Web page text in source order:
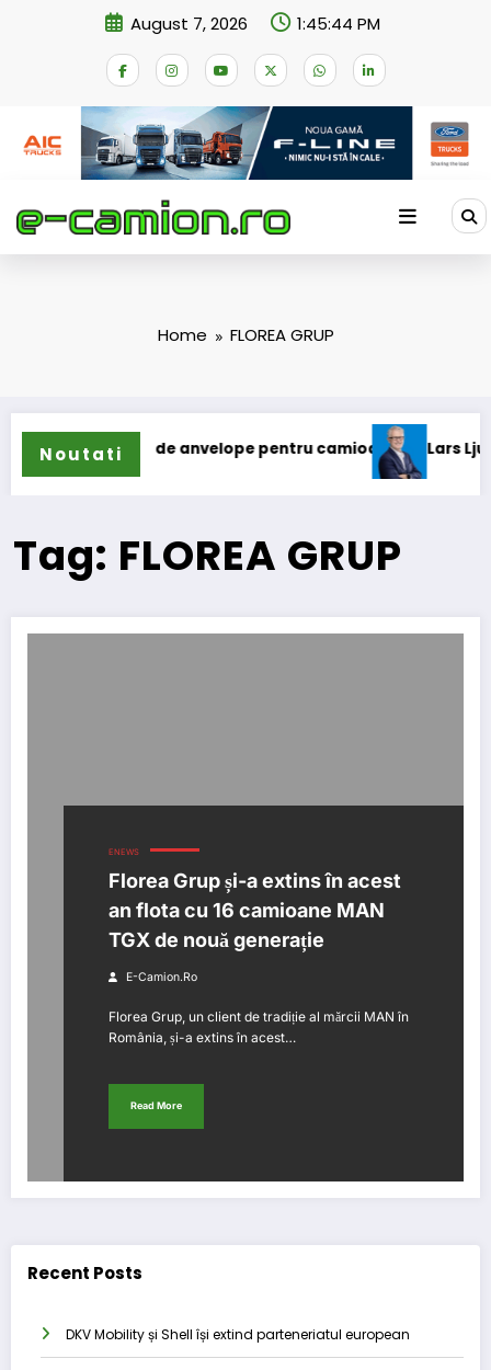
August 7, 2026 1:45:44 PM
Home FLOREA GRUP
Noutati
gama de anvelope pentru camioane Lars
Tag: FLOREA GRUP
ENEWS
Florea Grup și-a extins în acest
an flota cu 16 camioane MAN
TGX de nouă generație
E-Camion.ro
Florea Grup, un client de tradiție al mărcii MAN în
România, și-a extins în acest…
Read More
Recent Posts
DKV Mobility și Shell își extind parteneriatul european